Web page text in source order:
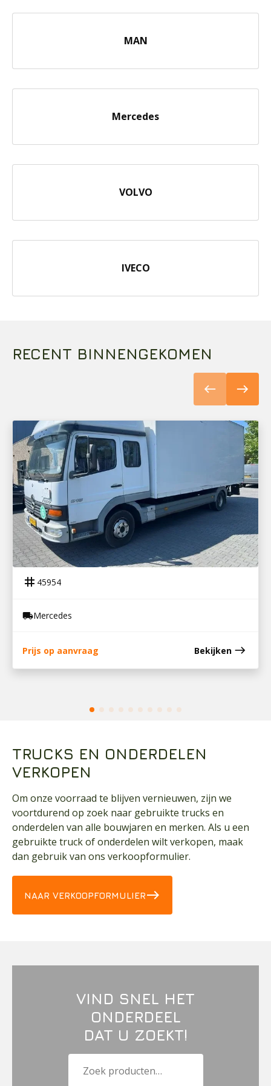
MAN
Mercedes
VOLVO
IVECO
RECENT BINNENGEKOMEN
west east
45954
MERCEDES BENZ ATEGO 815
tag 45954
local_shippingMercedes
Prijs op aanvraag Bekijken east
TRUCKS EN ONDERDELEN
VERKOPEN
Om onze voorraad te blijven vernieuwen, zijn we
voortdurend op zoek naar gebruikte trucks en
onderdelen van alle bouwjaren en merken. Als u een
gebruikte truck of onderdelen wilt verkopen, maak
dan gebruik van ons verkoopformulier.
NAAR VERKOOPFORMULIEReast
VIND SNEL HET
ONDERDEEL
DAT U ZOEKT!
naar: